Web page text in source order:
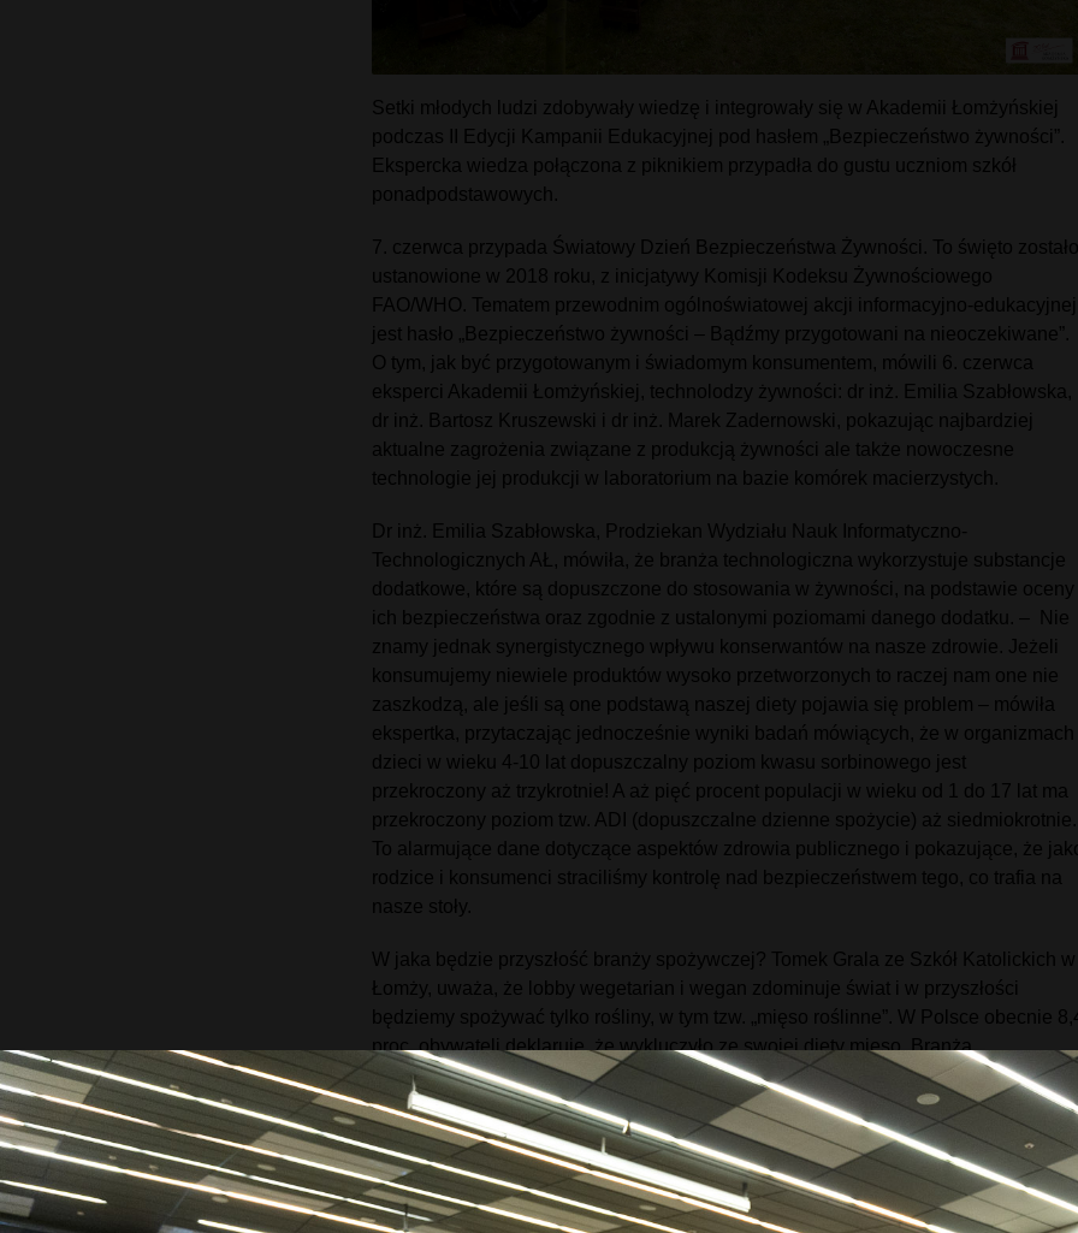
Setki młodych ludzi zdobywały wiedzę i integrowały się w Akademii Łomżyńskiej
podczas II Edycji Kampanii Edukacyjnej pod hasłem „Bezpieczeństwo żywności”.
Ekspercka wiedza połączona z piknikiem przypadła do gustu uczniom szkół
ponadpodstawowych.
7. czerwca przypada Światowy Dzień Bezpieczeństwa Żywności. To święto zostało
ustanowione w 2018 roku, z inicjatywy Komisji Kodeksu Żywnościowego
FAO/WHO. Tematem przewodnim ogólnoświatowej akcji informacyjno-edukacyjnej
jest hasło „Bezpieczeństwo żywności – Bądźmy przygotowani na nieoczekiwane”.
O tym, jak być przygotowanym i świadomym konsumentem, mówili 6. czerwca
eksperci Akademii Łomżyńskiej, technolodzy żywności: dr inż. Emilia Szabłowska,
dr inż. Bartosz Kruszewski i dr inż. Marek Zadernowski, pokazując najbardziej
aktualne zagrożenia związane z produkcją żywności ale także nowoczesne
technologie jej produkcji w laboratorium na bazie komórek macierzystych.
Dr inż. Emilia Szabłowska, Prodziekan Wydziału Nauk Informatyczno-
Technologicznych AŁ, mówiła, że branża technologiczna wykorzystuje substancje
dodatkowe, które są dopuszczone do stosowania w żywności, na podstawie oceny
ich bezpieczeństwa oraz zgodnie z ustalonymi poziomami danego dodatku. – Nie
znamy jednak synergistycznego wpływu konserwantów na nasze zdrowie. Jeżeli
konsumujemy niewiele produktów wysoko przetworzonych to raczej nam one nie
zaszkodzą, ale jeśli są one podstawą naszej diety pojawia się problem – mówiła
ekspertka, przytaczając jednocześnie wyniki badań mówiących, że w organizmach
dzieci w wieku 4-10 lat dopuszczalny poziom kwasu sorbinowego jest
przekroczony aż trzykrotnie! A aż pięć procent populacji w wieku od 1 do 17 lat ma
przekroczony poziom tzw. ADI (dopuszczalne dzienne spożycie) aż siedmiokrotnie.
To alarmujące dane dotyczące aspektów zdrowia publicznego i pokazujące, że
rodzice i konsumenci straciliśmy kontrolę nad bezpieczeństwem tego, co trafia na
nasze stoły.
W jaka będzie przyszłość branży spożywczej? Tomek Grala ze Szkół Katolickich w
Łomży, uważa, że lobby wegetarian i wegan zdominuje świat i w przyszłości
będziemy spożywać tylko rośliny, w tym tzw. „mięso roślinne”. W Polsce obecnie
proc. obywateli deklaruje, że wykluczyło ze swojej diety mięso. Branża
nowoczesnych technologii przetwórstwa spożywczego nie składa broni i hoduje
mięso w laboratorium. Mówił o tym dr inż. Bartosz Kruszewski. – Pierwsza
konferencja, na której zaprezentowano mięso wyhodowane z komórek
macierzystych odbyła się w 2013 roku. Dziś już w dwóch państwach – USA i
Singapurze – zostało ono dopuszczone do obrotu – mówił ekspert i dodawał, że
sieciówka Burger King planuje do 2031 roku, aby 50 procent używanego przez